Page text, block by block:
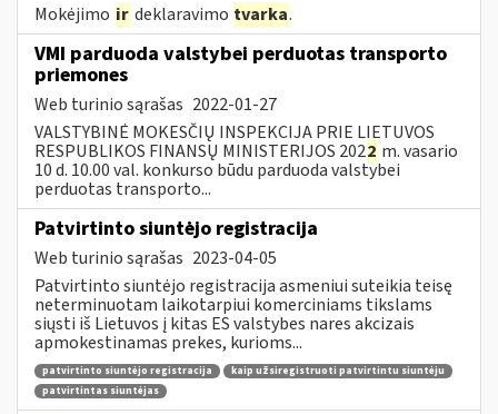
Mokėjimo ir deklaravimo tvarka.
VMI parduoda valstybei perduotas transporto
priemones
Web turinio sąrašas 2022-01-27
VALSTYBINĖ MOKESČIŲ INSPEKCIJA PRIE LIETUVOS
RESPUBLIKOS FINANSŲ MINISTERIJOS 2022 m. vasario
10 d. 10.00 val. konkurso būdu parduoda valstybei
perduotas transporto...
Patvirtinto siuntėjo registracija
Web turinio sąrašas 2023-04-05
Patvirtinto siuntėjo registracija asmeniui suteikia teisę
neterminuotam laikotarpiui komerciniams tikslams
siųsti iš Lietuvos į kitas ES valstybes nares akcizais
apmokestinamas prekes, kurioms...
patvirtinto siuntėjo registracija
kaip užsiregistruoti patvirtintu siuntėju
patvirtintas siuntėjas